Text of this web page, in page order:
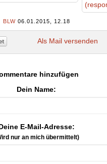
BLW06.01.2015, 12.18
Als Mail versenden
hinzufügen
Dein Name:
E-Mail-Adresse:
nur an mich übermittelt)